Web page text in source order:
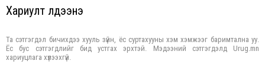
Хариулт үлдээнэ үү
Та сэтгэгдэл бичихдээ хууль зүйн, ёс суртахууны хэм хэмжээг баримтална уу.
Ёс бус сэтгэгдлийг бид устгах эрхтэй. Мэдээний сэтгэгдэлд Urug.mn
хариуцлага хүлээхгүй.